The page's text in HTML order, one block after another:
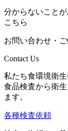
分からないこと
こちら
お問い合わせ・
Contact Us
私たち食環境衛
食品検査から衛
ます。
各種検査依頼